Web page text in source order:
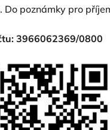
Do poznámky pro
3966062369/0800